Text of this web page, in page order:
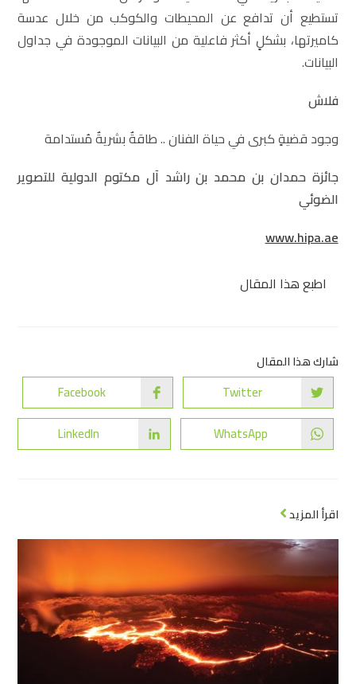
تستطيع أن تدافع عن المحيطات والكوكب من خلال عدسة
كاميرتها، بشكلٍ أكثر فاعلية من البيانات الموجودة في جداول
البيانات.
فلاش
وجود قضيةٍ كبرى في حياة الفنان .. طاقةٌ بشريةٌ مُستدامة
جائزة حمدان بن محمد بن راشد آل مكتوم الدولية للتصوير
الضوئي
www.hipa.ae
اطبع هذا المقال
شارك هذا المقال
Twitter
Facebook
WhatsApp
LinkedIn
اقرأ المزيد